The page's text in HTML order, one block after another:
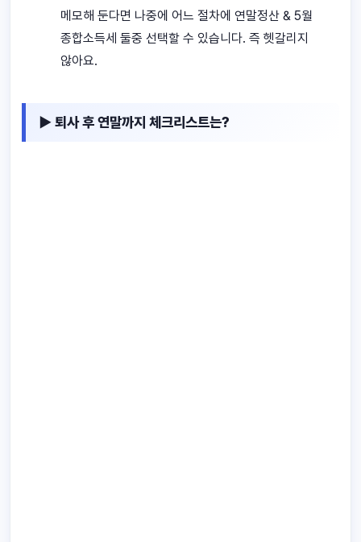
메모해 둔다면 나중에 어느 절차에 연말정산 & 5월
종합소득세 둘중 선택할 수 있습니다. 즉 헷갈리지
않아요.
▶ 퇴사 후 연말까지 체크리스트는?